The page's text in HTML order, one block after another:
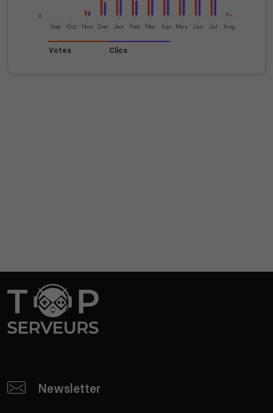
0
Sep Oct Nov Dec Jan Feb Mar Apr May Jun Jul Aug
Votes Clics
Newsletter